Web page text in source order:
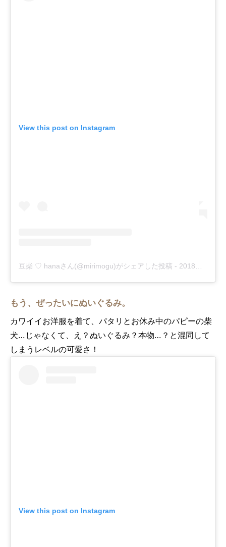
View this post on Instagram
豆柴 ♡ hanaさん(@mirimogu)がシェアした投稿 - 2018年 8月月30日午前3時16分PDT
もう、ぜったいにぬいぐるみ。
カワイイお洋服を着て、パタリとお休み中のパピーの柴
犬…じゃなくて、え？ぬいぐるみ？本物…？と混同して
しまうレベルの可愛さ！
View this post on Instagram